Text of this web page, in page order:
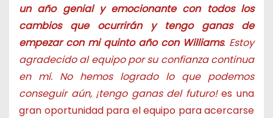
un año genial y emocionante con todos los
cambios que ocurrirán y tengo ganas de
empezar con mi quinto año con Williams. Estoy
agradecido al equipo por su confianza continua
en mí. No hemos logrado lo que podemos
conseguir aún, ¡tengo ganas del futuro!es una
gran oportunidad para el equipo para acercarse